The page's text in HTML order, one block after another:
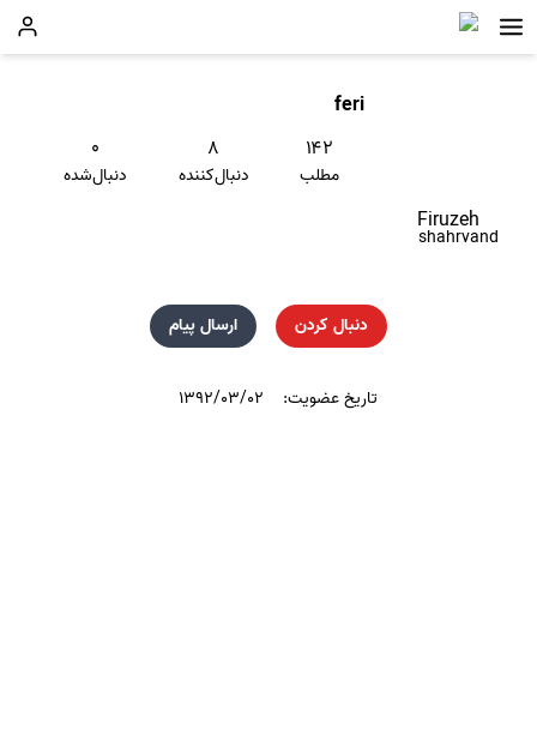
feri
۱۴۲
مطلب
۸
دنبال‌کننده
۰
دنبال‌شده
Firuzeh
shahrvand
دنبال کردن ارسال پیام
تاریخ عضویت: ۱۳۹۲/۰۳/۰۲